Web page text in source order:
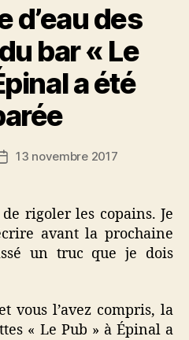
d’eau des
bar « Le
a été
Date13 novembre 2017
rigoler les copains. Je
avant la prochaine
un truc que je dois
vous l’avez compris, la
« Le Pub » à Épinal a